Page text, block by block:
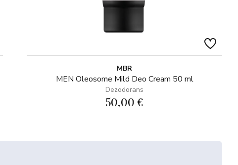
MBR
MEN Oleosome Mild Deo Cream 50 ml
Dezodorans
50,00 €